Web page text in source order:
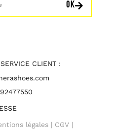
OK
légales| CGV|
CLIENT :